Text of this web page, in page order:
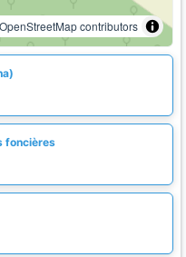
contributors
foncières